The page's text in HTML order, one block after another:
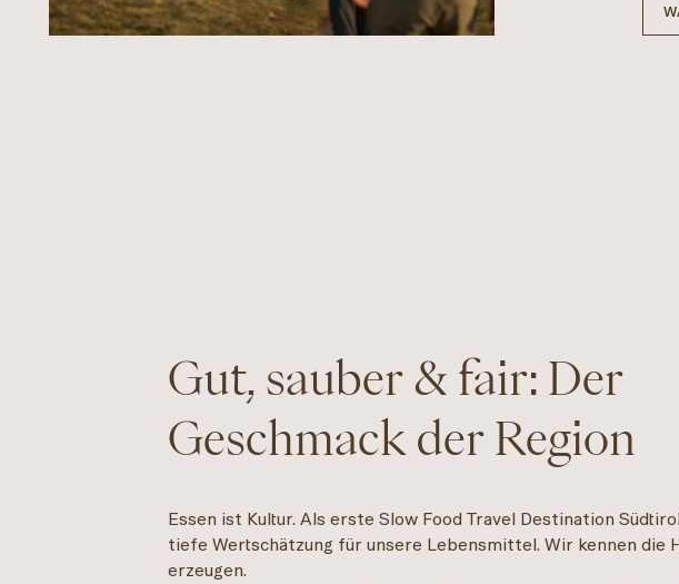
Gut, sauber & fair: Der
Geschmack der Region
Essen ist Kultur. Als erste Slow Food Travel Destination
tiefe Wertschätzung für unsere Lebensmittel. Wir kennen die
erzeugen.